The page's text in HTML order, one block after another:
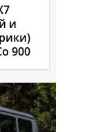
и
900